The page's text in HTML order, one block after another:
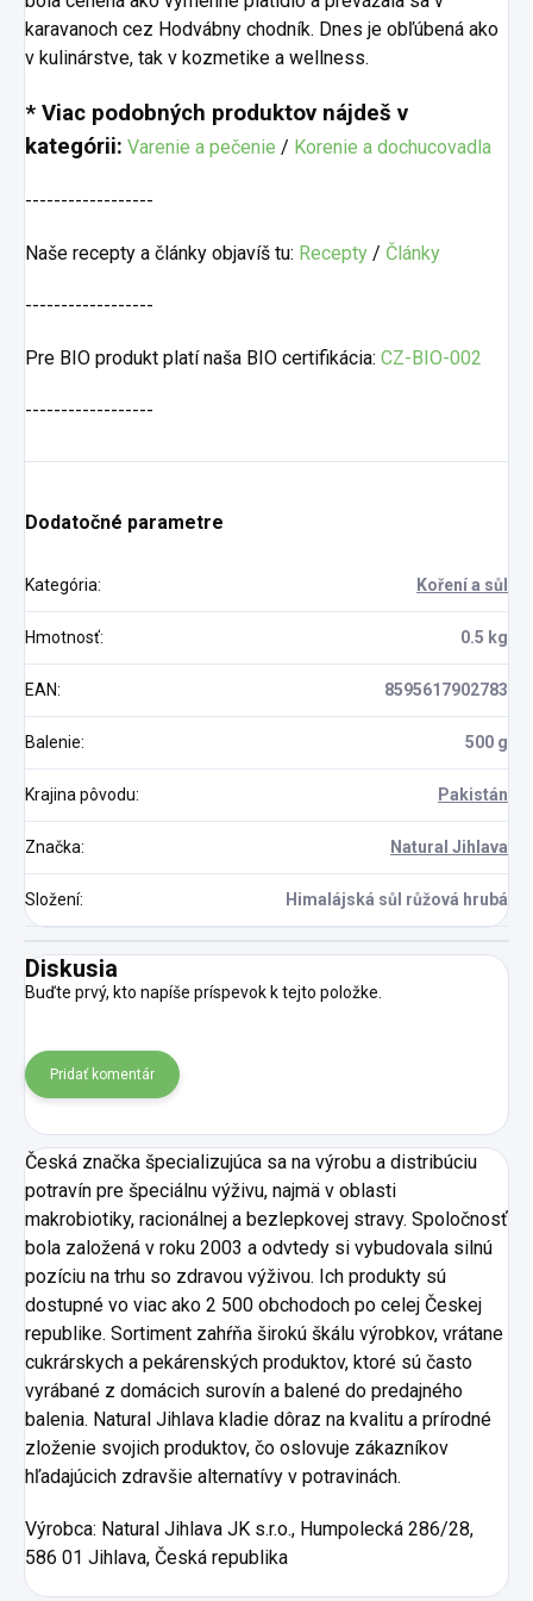
karavanoch cez Hodvábny chodník. Dnes je obľúbená ako
v kulinárstve, tak v kozmetike a wellness.
* Viac podobných produktov nájdeš v
kategórii: Varenie a pečenie / Korenie a dochucovadla
------------------
Naše recepty a články objavíš tu: Recepty / Články
------------------
Pre BIO produkt platí naša BIO certifikácia: CZ-BIO-002
------------------
Dodatočné parametre
Kategória: Koření a sůl
Hmotnosť: 0.5 kg
EAN: 8595617902783
Balenie: 500 g
Krajina pôvodu: Pakistán
Značka: Natural Jihlava
Složení: Himalájská sůl růžová hrubá
Diskusia
Buďte prvý, kto napíše príspevok k tejto položke.
Pridať komentár
Česká značka špecializujúca sa na výrobu a distribúciu
potravín pre špeciálnu výživu, najmä v oblasti
makrobiotiky, racionálnej a bezlepkovej stravy. Spoločnosť
bola založená v roku 2003 a odvtedy si vybudovala silnú
pozíciu na trhu so zdravou výživou. Ich produkty sú
dostupné vo viac ako 2 500 obchodoch po celej Českej
republike. Sortiment zahŕňa širokú škálu výrobkov, vrátane
cukrárskych a pekárenských produktov, ktoré sú často
vyrábané z domácich surovín a balené do predajného
balenia. Natural Jihlava kladie dôraz na kvalitu a prírodné
zloženie svojich produktov, čo oslovuje zákazníkov
hľadajúcich zdravšie alternatívy v potravinách.
Výrobca: Natural Jihlava JK s.r.o., Humpolecká 286/28,
586 01 Jihlava, Česká republika